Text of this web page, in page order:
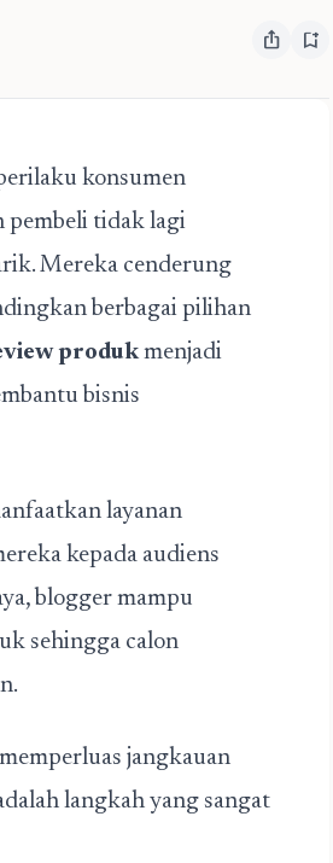
ios_share bookmark_add
konsumen
pembeli tidak lagi
Mereka cenderung
berbagai pilihan
produkmenjadi
bisnis
layanan
kepada audiens
blogger mampu
sehingga calon
jangkauan
langkah yang sangat